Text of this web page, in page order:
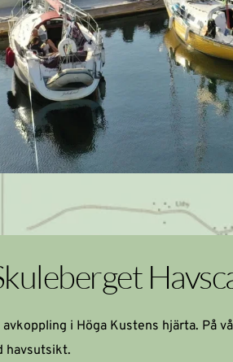
havsutsikt.